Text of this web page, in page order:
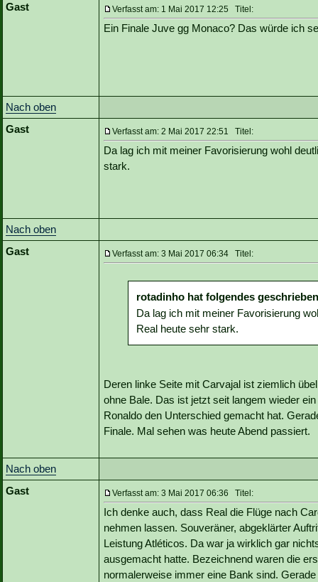
Gast
Verfasst am: 1 Mai 2017 12:25 Titel:
Ein Finale Juve gg Monaco? Das würde ich
Nach oben
Gast
Verfasst am: 2 Mai 2017 22:51 Titel:
Da lag ich mit meiner Favorisierung wohl
stark.
Nach oben
Gast
Verfasst am: 3 Mai 2017 06:34 Titel:
rotadinho hat folgendes
Da lag ich mit meiner Favorisierung
Real heute sehr stark.
Deren linke Seite mit Carvajal ist ziemlich
ohne Bale. Das ist jetzt seit langem wieder
Ronaldo den Unterschied gemacht hat.
Finale. Mal sehen was heute Abend passiert.
Nach oben
Gast
Verfasst am: 3 Mai 2017 06:36 Titel:
Ich denke auch, dass Real die Flüge nach
nehmen lassen. Souveräner, abgeklärter
Leistung Atléticos. Da war ja wirklich gar
ausgemacht hatte. Bezeichnend waren die
normalerweise immer eine Bank sind.